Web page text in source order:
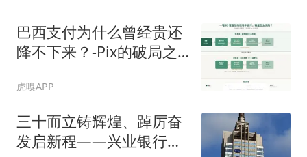
巴西支付为什么曾经贵还
降不下来？-Pix的破局之
虎嗅APP
三十而立铸辉煌、踔厉奋
发启新程——兴业银行上